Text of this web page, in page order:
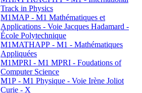
Track in Physics
M1MAP - M1 Mathématiques et
Applications - Voie Jacques Hadamard -
École Polytechnique
M1MATHAPP - M1 - Mathématiques
Appliquées
M1MPRI - M1 MPRI - Foudations of
Computer Science
M1P - M1 Physique - Voie Irène Joliot
Curie - X